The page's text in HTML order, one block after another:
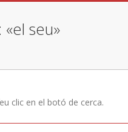
seu»
clic en el botó de cerca.